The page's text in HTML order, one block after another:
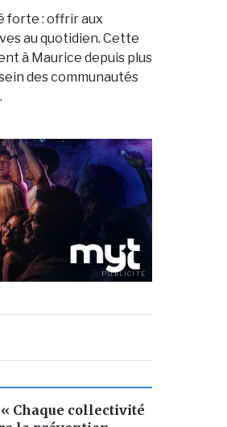
forte : offrir aux
au quotidien. Cette
à Maurice depuis plus
des communautés
PUBLICITÉ
Chaque collectivité